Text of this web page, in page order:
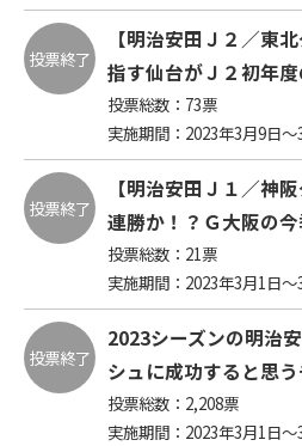
投票終了
【明治安田Ｊ２／東
指す仙台がＪ２初年
投票総数： 73票
実施期間：2023年3月9日～
投票終了
【明治安田Ｊ１／神
連勝か！？Ｇ大阪の
投票総数： 21票
実施期間：2023年3月1日～
投票終了
2023シーズンの明治
シュに成功すると思
投票総数： 2,208票
実施期間：2023年3月1日～